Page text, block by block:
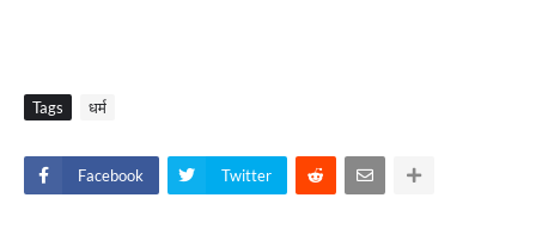
Tags धर्म
Facebook Twitter